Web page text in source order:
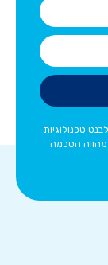
טכנולוגיות
מהווה הסכמה